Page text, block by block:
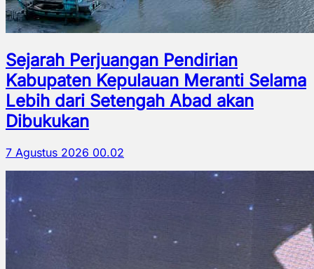
Sejarah Perjuangan Pendirian
Kabupaten Kepulauan Meranti Selama
Lebih dari Setengah Abad akan
Dibukukan
7 Agustus 2026 00.02